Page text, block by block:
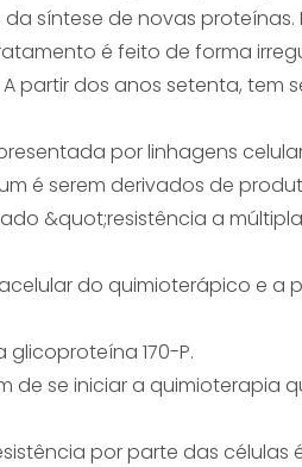
síntese de novas
é feito de forma
partir dos anos setenta, tem
por linhagens
é serem derivados de
&quot;resistência a
do quimioterápico e a
170-P.
de se iniciar a quimioterapia
por parte das células